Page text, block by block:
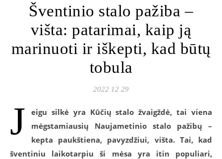
Šventinio stalo pažiba –
višta: patarimai, kaip ją
marinuoti ir iškepti, kad būtų
tobula
2022 12 29
J
eigu silkė yra Kūčių stalo žvaigždė, tai viena
mėgstamiausių Naujametinio stalo pažibų –
kepta paukštiena, pavyzdžiui, višta. Tai, kad
šventiniu laikotarpiu ši mėsa yra itin populiari,